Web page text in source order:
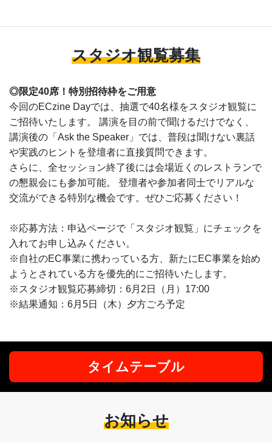
スタジオ観覧募集
◎限定40席！特別招待枠をご用意
今回のECzine Dayでは、抽選で40名様をスタジオ観覧に
ご招待いたします。 講演を目の前で聞けるだけでなく、
講演後の「Ask the Speaker」では、普段は聞けない裏話
や実践のヒントを登壇者に直接質問できます。
さらに、全セッション終了後には会場近くのレストランで
の懇親会にも参加可能。 登壇者や参加者同士でリアルな
交流ができる特別な機会です。ぜひご応募ください！
※応募方法：申込ページで「スタジオ観覧」にチェックを
入れてお申し込みください。
※自社のEC事業に携わっている方、新たにEC事業を始め
ようとされている方を優先的にご招待いたします。
※スタジオ観覧応募締切：6月2日（月）17:00
※結果通知：6月5日（木）夕方ごろ予定
タイムテーブル
お知らせ